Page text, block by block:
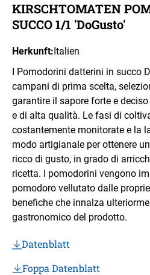
KIRSCHTOMATEN
SUCCO 1/1 'DoGusto'
Herkunft:Italien
I Pomodorini datterini in succo
campani di prima scelta,
garantire il sapore forte e
e di alta qualità. Le fasi di
costantemente monitorate e la
modo artigianale per ottenere
ricco di gusto, in grado di
ricetta. I pomodorini vengono
pomodoro vellutato dalle
benefiche che innalza
gastronomico del prodotto.
Datenblatt
Foppa Datenblatt